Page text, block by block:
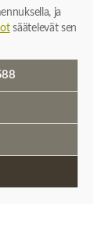
ja
säätelevät sen